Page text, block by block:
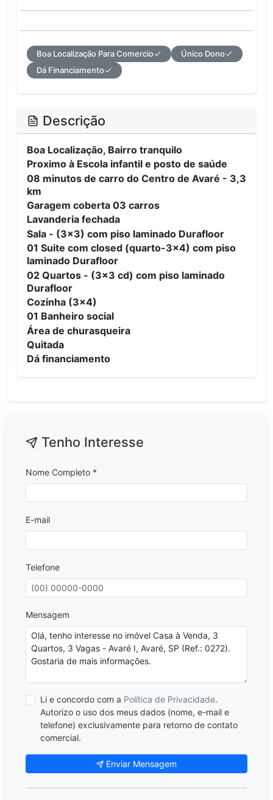
Boa Localização Para Comercio
Único Dono
Dá Financiamento
Descrição
Boa Localização, Bairro tranquilo
Proximo à Escola infantil e posto de saúde
08 minutos de carro do Centro de Avaré - 3,3
km
Garagem coberta 03 carros
Lavanderia fechada
Sala - (3x3) com piso laminado Durafloor
01 Suite com closed (quarto-3x4) com piso
laminado Durafloor
02 Quartos - (3x3 cd) com piso laminado
Durafloor
Cozinha (3x4)
01 Banheiro social
Área de churasqueira
Quitada
Dá financiamento
Tenho Interesse
Nome Completo *
E-mail
Telefone
Mensagem
Li e concordo com a Política de Privacidade.
Autorizo o uso dos meus dados (nome, e-mail e
telefone) exclusivamente para retorno de contato
comercial.
Enviar Mensagem